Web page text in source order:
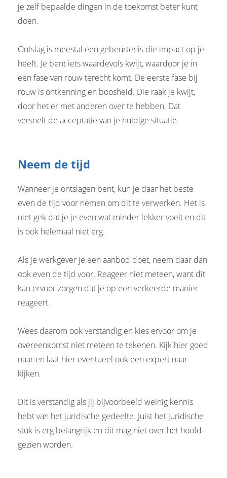
je zelf bepaalde dingen in de toekomst beter kunt
doen.
Ontslag is meestal een gebeurtenis die impact op je
heeft. Je bent iets waardevols kwijt, waardoor je in
een fase van rouw terecht komt. De eerste fase bij
rouw is ontkenning en boosheid. Die raak je kwijt,
door het er met anderen over te hebben. Dat
versnelt de acceptatie van je huidige situatie.
Neem de tijd
Wanneer je ontslagen bent, kun je daar het beste
even de tijd voor nemen om dit te verwerken. Het is
niet gek dat je je even wat minder lekker voelt en dit
is ook helemaal niet erg.
Als je werkgever je een aanbod doet, neem daar dan
ook even de tijd voor. Reageer niet meteen, want dit
kan ervoor zorgen dat je op een verkeerde manier
reageert.
Wees daarom ook verstandig en kies ervoor om je
overeenkomst niet meteen te tekenen. Kijk hier goed
naar en laat hier eventueel ook een expert naar
kijken.
Dit is verstandig als jij bijvoorbeeld weinig kennis
hebt van het juridische gedeelte. Juist het juridische
stuk is erg belangrijk en dit mag niet over het hoofd
gezien worden.